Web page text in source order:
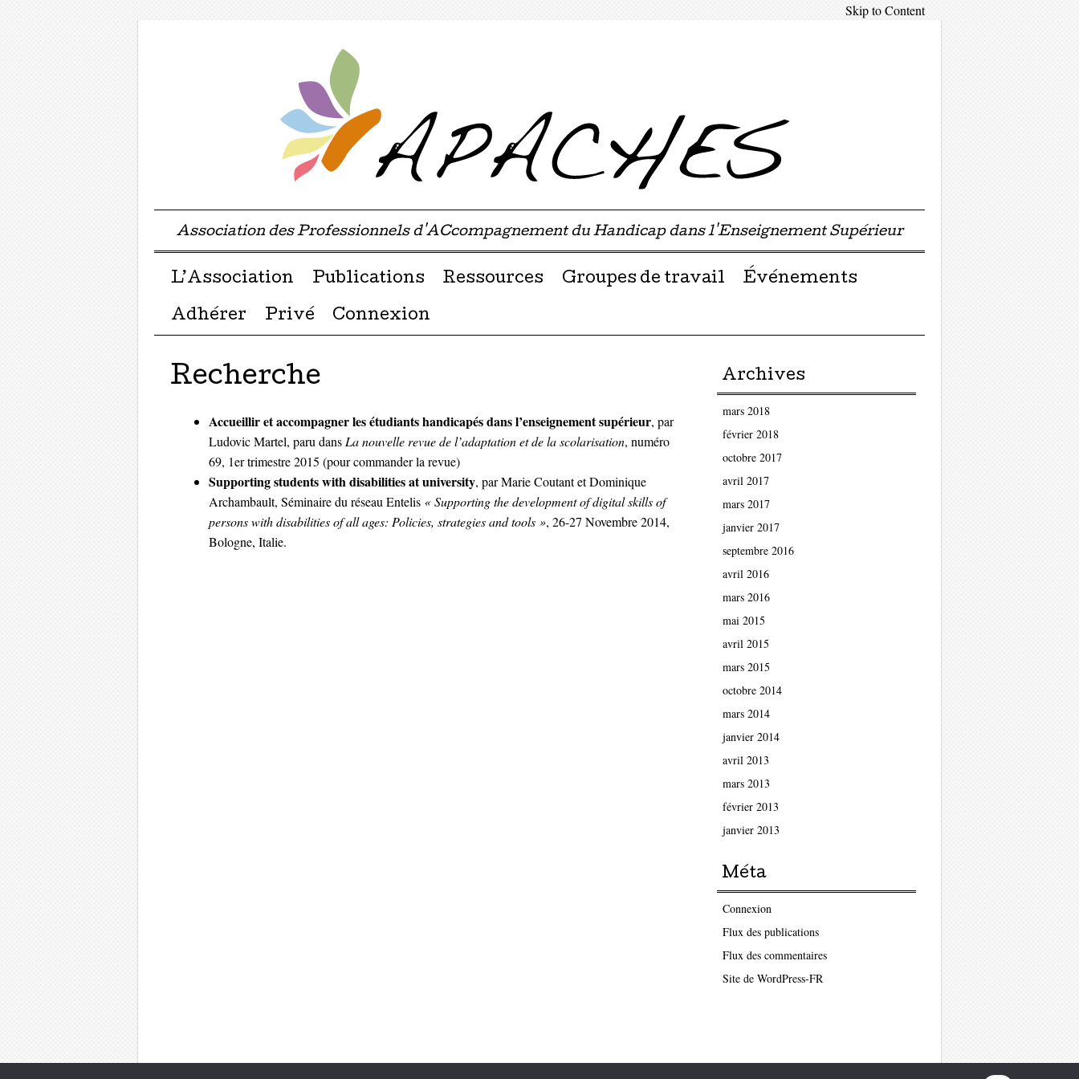
Skip to Content
Association des Professionnels d'ACcompagnement du Handicap dans l'Enseignement Supérieur
Menu ☰
Passer directement au contenu
L’Association Publications Ressources Groupes de travail Événements
Adhérer Privé Connexion
Recherche
Accueillir et accompagner les étudiants handicapés dans l’enseignement supérieur, par
Ludovic Martel, paru dans La nouvelle revue de l’adaptation et de la scolarisation, numéro
69, 1er trimestre 2015 (pour commander la revue)
Supporting students with disabilities at university, par Marie Coutant et Dominique
Archambault, Séminaire du réseau Entelis « Supporting the development of digital skills of
persons with disabilities of all ages: Policies, strategies and tools », 26-27 Novembre 2014,
Bologne, Italie.
Archives
mars 2018
février 2018
octobre 2017
avril 2017
mars 2017
janvier 2017
septembre 2016
avril 2016
mars 2016
mai 2015
avril 2015
mars 2015
octobre 2014
mars 2014
janvier 2014
avril 2013
mars 2013
février 2013
janvier 2013
Méta
Connexion
Flux des publications
Flux des commentaires
Site de WordPress-FR